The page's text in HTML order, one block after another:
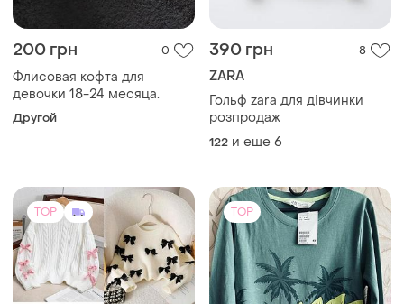
200 грн 0
Флисовая кофта для
девочки 18-24 месяца.
Другой
390 грн 8
ZARA
Гольф zara для дівчинки
розпродаж
122 и еще 6
TOP TOP